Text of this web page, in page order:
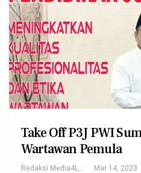
Take Off P3J PWI
Wartawan Pemula
Mar 14, 2023